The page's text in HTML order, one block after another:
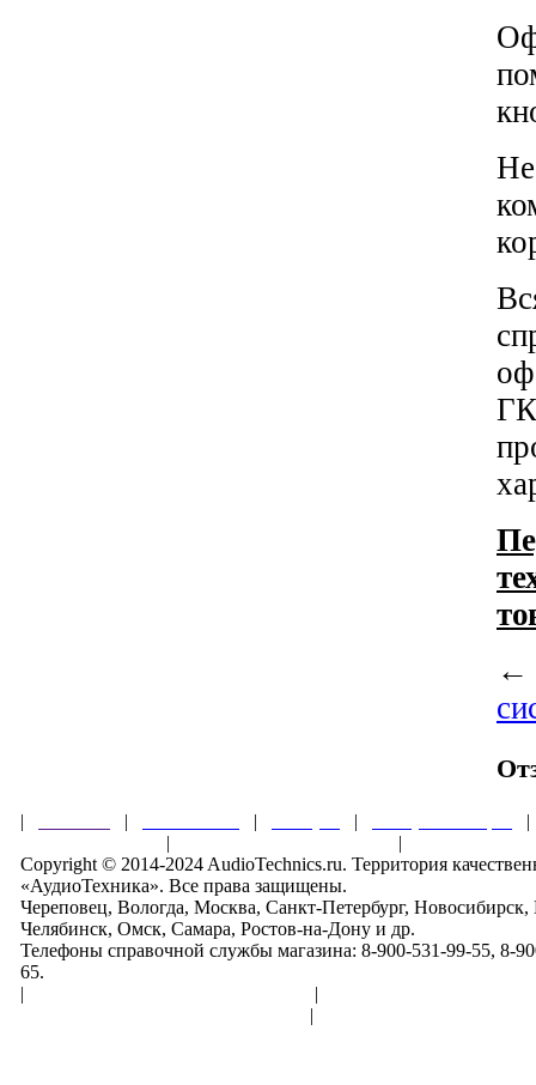
←
| | | |
|
|
Copyright © 2014-2024 AudioTechnics.ru. Территория
«АудиоТехника». Все права защищены.
Череповец, Вологда, Москва, Санкт-Петербург,
Челябинск, Омск, Самара, Ростов-на-Дону и др.
Телефоны справочной службы магазина: 8-900-531-99-55, 8-
65.
|
|
|